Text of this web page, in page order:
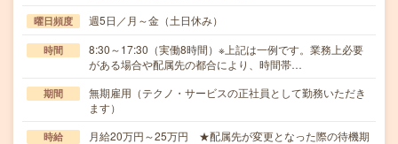
曜日頻度 週5日／月～金（土日休み）
時間
8:30～17:30（実働8時間）※上記は一例です。業務上必要
がある場合や配属先の都合により、時間帯…
期間
無期雇用（テクノ・サービスの正社員として勤務いただき
ます）
時給
月給20万円～25万円 ★配属先が変更となった際の待機期